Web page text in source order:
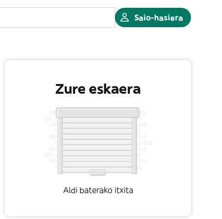
Saio-hasiera
Zure eskaera
Aldi baterako itxita